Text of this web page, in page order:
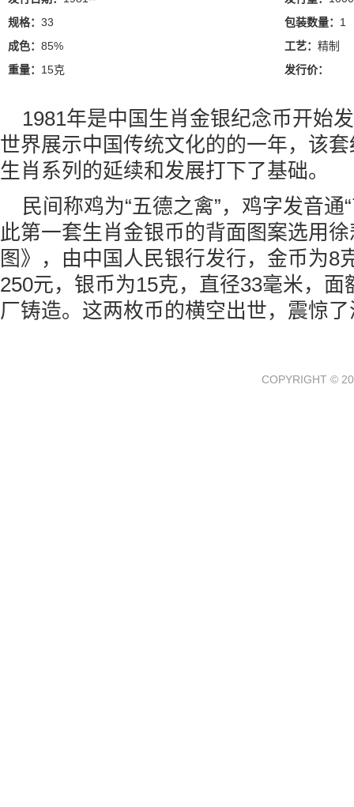
规格： 33 包装数量： 1
成色： 85% 工艺： 精制
重量： 15克 发行价：
1981年是中国生肖金银纪念币开始
世界展示中国传统文化的的一年，该
生肖系列的延续和发展打下了基础。
民间称鸡为“五德之禽”，鸡字发音通
此第一套生肖金银币的背面图案选用
图》，由中国人民银行发行，金币为8
250元，银币为15克，直径33毫米，
厂铸造。这两枚币的横空出世，震惊
COPYRIGHT ©